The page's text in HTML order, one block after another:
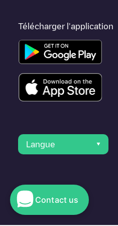
Télécharger l'application
Langue
© 2023 Electromaps
Contact us